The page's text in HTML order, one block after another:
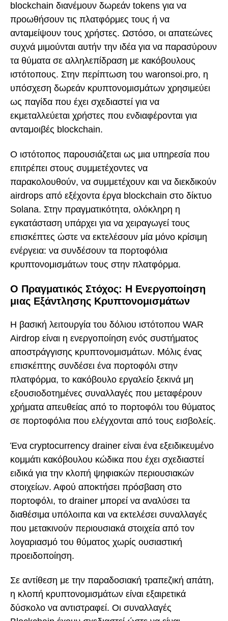
blockchain διανέμουν δωρεάν tokens για να
προωθήσουν τις πλατφόρμες τους ή να
ανταμείψουν τους χρήστες. Ωστόσο, οι απατεώνες
συχνά μιμούνται αυτήν την ιδέα για να παρασύρουν
τα θύματα σε αλληλεπίδραση με κακόβουλους
ιστότοπους. Στην περίπτωση του waronsoi.pro, η
υπόσχεση δωρεάν κρυπτονομισμάτων χρησιμεύει
ως παγίδα που έχει σχεδιαστεί για να
εκμεταλλεύεται χρήστες που ενδιαφέρονται για
ανταμοιβές blockchain.
Ο ιστότοπος παρουσιάζεται ως μια υπηρεσία που
επιτρέπει στους συμμετέχοντες να
παρακολουθούν, να συμμετέχουν και να διεκδικούν
airdrops από εξέχοντα έργα blockchain στο δίκτυο
Solana. Στην πραγματικότητα, ολόκληρη η
εγκατάσταση υπάρχει για να χειραγωγεί τους
επισκέπτες ώστε να εκτελέσουν μία μόνο κρίσιμη
ενέργεια: να συνδέσουν τα πορτοφόλια
κρυπτονομισμάτων τους στην πλατφόρμα.
Ο Πραγματικός Στόχος: Η Ενεργοποίηση
μιας Εξάντλησης Κρυπτονομισμάτων
Η βασική λειτουργία του δόλιου ιστότοπου WAR
Airdrop είναι η ενεργοποίηση ενός συστήματος
αποστράγγισης κρυπτονομισμάτων. Μόλις ένας
επισκέπτης συνδέσει ένα πορτοφόλι στην
πλατφόρμα, το κακόβουλο εργαλείο ξεκινά μη
εξουσιοδοτημένες συναλλαγές που μεταφέρουν
χρήματα απευθείας από το πορτοφόλι του θύματος
σε πορτοφόλια που ελέγχονται από τους εισβολείς.
Ένα cryptocurrency drainer είναι ένα εξειδικευμένο
κομμάτι κακόβουλου κώδικα που έχει σχεδιαστεί
ειδικά για την κλοπή ψηφιακών περιουσιακών
στοιχείων. Αφού αποκτήσει πρόσβαση στο
πορτοφόλι, το drainer μπορεί να αναλύσει τα
διαθέσιμα υπόλοιπα και να εκτελέσει συναλλαγές
που μετακινούν περιουσιακά στοιχεία από τον
λογαριασμό του θύματος χωρίς ουσιαστική
προειδοποίηση.
Σε αντίθεση με την παραδοσιακή τραπεζική απάτη,
η κλοπή κρυπτονομισμάτων είναι εξαιρετικά
δύσκολο να αντιστραφεί. Οι συναλλαγές